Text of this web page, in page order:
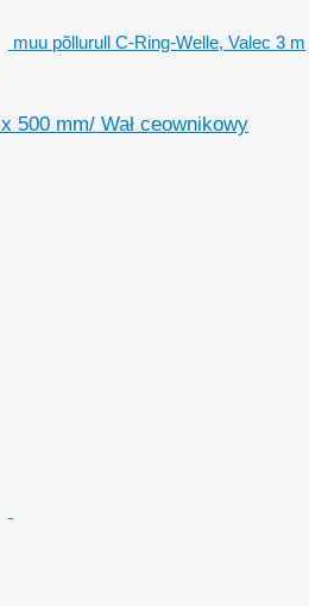
muu põllurull C-Ring-Welle, Valec 3 m
500 mm/ Wał ceownikowy